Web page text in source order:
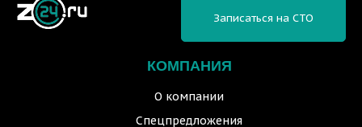
КОМПАНИЯ
О компании
Спецпредложения
Записаться на СТО